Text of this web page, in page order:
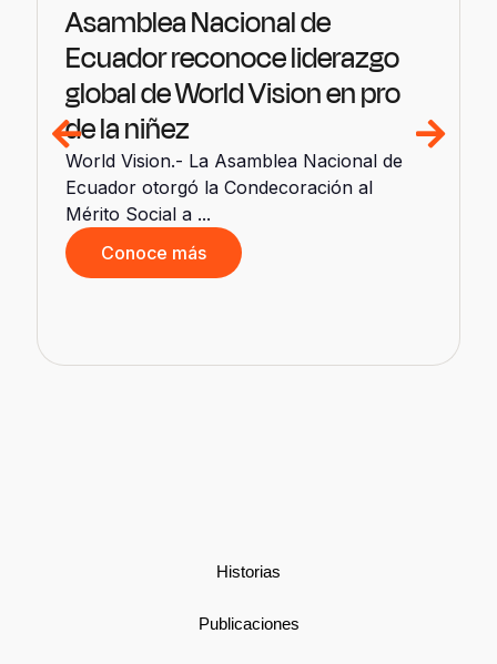
Historias
Publicaciones
Asamblea Nacional de
Ecuador reconoce liderazgo
global de World Vision en pro
de la niñez
World Vision.- La Asamblea Nacional de
Ecuador otorgó la Condecoración al
Mérito Social a ...
Conoce más